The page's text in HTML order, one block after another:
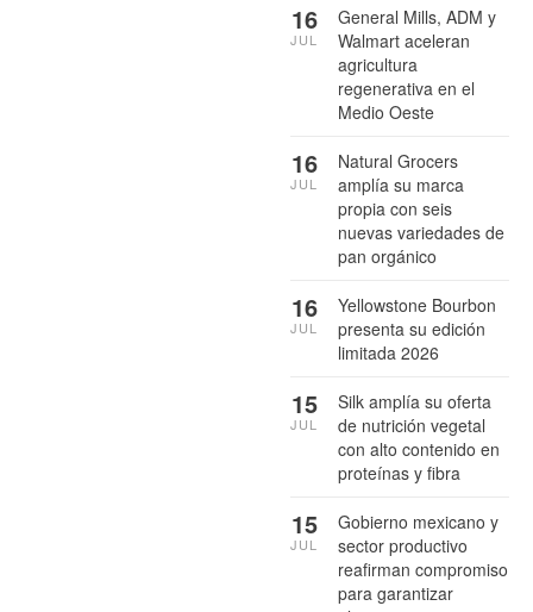
General Mills, ADM y
Walmart aceleran
agricultura
regenerativa en el
Medio Oeste
16
JUL
Natural Grocers
amplía su marca
propia con seis
nuevas variedades de
pan orgánico
16
JUL
Yellowstone Bourbon
presenta su edición
limitada 2026
16
JUL
Silk amplía su oferta
de nutrición vegetal
con alto contenido en
proteínas y fibra
15
JUL
Gobierno mexicano y
sector productivo
reafirman compromiso
para garantizar
15
JUL